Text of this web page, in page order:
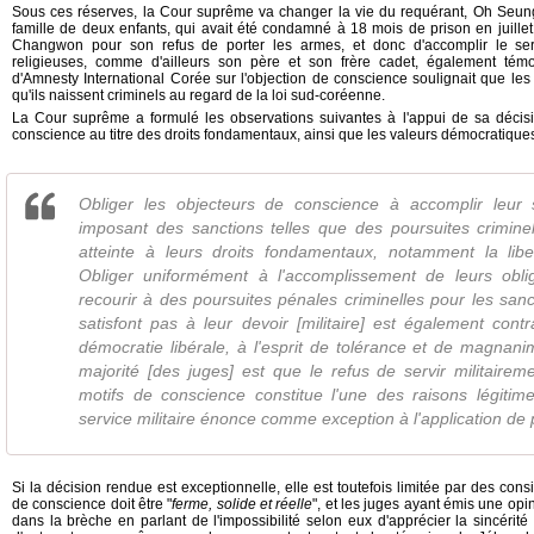
Sous ces réserves, la Cour suprême va changer la vie du requérant, Oh
famille de deux enfants, qui avait été condamné à 18 mois de prison en
Changwon pour son refus de porter les armes, et donc d'accomplir le
religieuses, comme d'ailleurs son père et son frère cadet, également
d'Amnesty International Corée sur l'objection de conscience soulignait que
qu'ils naissent criminels au regard de la loi sud-coréenne.
La Cour suprême a formulé les observations suivantes à l'appui de sa
conscience au titre des droits fondamentaux, ainsi que les valeurs
Obliger les objecteurs de conscience à accomplir leur
imposant des sanctions telles que des poursuites
atteinte à leurs droits fondamentaux, notamment la
Obliger uniformément à l'accomplissement de leurs
recourir à des poursuites pénales criminelles pour les
satisfont pas à leur devoir [militaire] est également
démocratie libérale, à l'esprit de tolérance et de
majorité [des juges] est que le refus de servir
motifs de conscience constitue l'une des raisons
service militaire énonce comme exception à l'application de
Si la décision rendue est exceptionnelle, elle est toutefois limitée par des
de conscience doit être "ferme, solide et réelle", et les juges ayant émis une
dans la brèche en parlant de l'impossibilité selon eux d'apprécier la